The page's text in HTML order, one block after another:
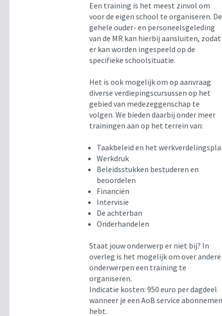
Een training is het meest zinvol om
voor de eigen school te organiseren. De
gehele ouder- en personeelsgeleding
van de MR kan hierbij aansluiten, zodat
er kan worden ingespeeld op de
specifieke schoolsituatie.
Het is ook mogelijk om op aanvraag
diverse verdiepingscursussen op het
gebied van medezeggenschap te
volgen. We bieden daarbij onder meer
trainingen aan op het terrein van:
Taakbeleid en het
Werkdruk
Beleidsstukken bestuderen en
beoordelen
Financiën
Intervisie
De achterban
Onderhandelen
Staat jouw onderwerp er niet bij? In
overleg is het mogelijk om over andere
onderwerpen een training te
organiseren.
Indicatie kosten: 950 euro per dagdeel
wanneer je een AoB service
hebt.